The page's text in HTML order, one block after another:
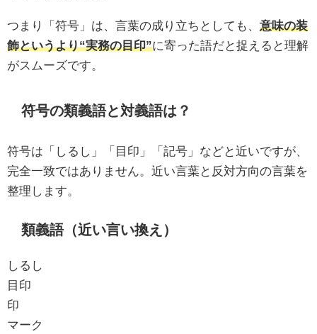
つまり「符号」は、言葉の成り立ちとしても、 意味の装
飾というより“実務の目印”に寄った語だと捉えると理解
がスムーズです。
符号の類義語と対義語は？
符号は「しるし」「目印」「記号」などと近いですが、
完全一致ではありません。近い言葉と反対方向の言葉を
整理します。
類義語（近い言い換え）
しるし
目印
印
マーク